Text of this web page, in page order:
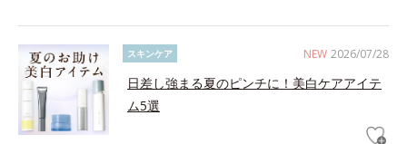
NEW 2026/07/28
スキンケア
日差し強まる夏のピンチに！美白ケアアイテ
ム5選